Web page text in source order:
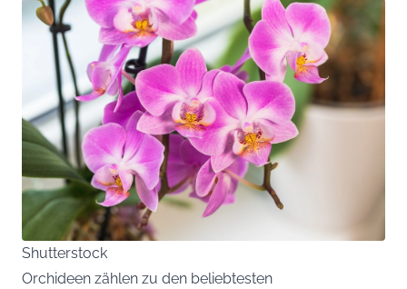
Shutterstock
Orchideen zählen zu den beliebtesten